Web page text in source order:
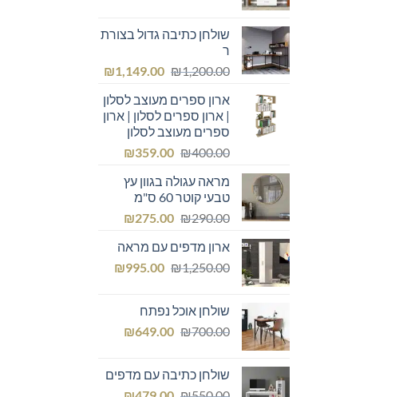
שולחן כתיבה גדול בצורת
ר
₪1,200.00
המחיר
היה:
₪1,200.00.
₪1,149.00
המחיר
הוא:
₪1,149.00.
ארון ספרים מעוצב לסלון
| ארון ספרים לסלון | ארון
ספרים מעוצב לסלון
₪400.00
המחיר
היה:
₪400.00.
₪359.00
המחיר
הוא:מראה עגולה בגוון עץ
טבעי קוטר 60 ס"מ
₪290.00
המחיר
היה:
₪290.00.
₪275.00
המחיר
הוא:
₪275.00.
ארון מדפים עם מראה
₪1,250.00
המחיר
₪1,250.00.
₪995.00
המחיר
שולחן אוכל נפתח
₪700.00
המחיר
₪700.00.
₪649.00
המחיר
₪649.00.שולחן כתיבה עם מדפים